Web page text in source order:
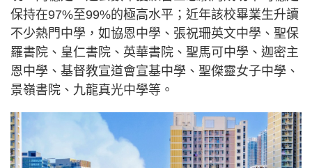
保持在97%至99%的極高水平；近年該校畢業生升讀
不少熱門中學，如協恩中學、張祝珊英文中學、聖保
羅書院、皇仁書院、英華書院、聖馬可中學、迦密主
恩中學、基督教宣道會宣基中學、聖傑靈女子中學、
景嶺書院、九龍真光中學等。